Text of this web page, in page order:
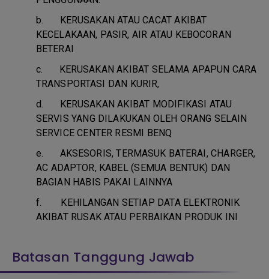
b. KERUSAKAN ATAU CACAT AKIBAT
KECELAKAAN, PASIR, AIR ATAU KEBOCORAN
BETERAI
c. KERUSAKAN AKIBAT SELAMA APAPUN CARA
TRANSPORTASI DAN KURIR,
d. KERUSAKAN AKIBAT MODIFIKASI ATAU
SERVIS YANG DILAKUKAN OLEH ORANG SELAIN
SERVICE CENTER RESMI BENQ
e. AKSESORIS, TERMASUK BATERAI, CHARGER,
AC ADAPTOR, KABEL (SEMUA BENTUK) DAN
BAGIAN HABIS PAKAI LAINNYA
f. KEHILANGAN SETIAP DATA ELEKTRONIK
AKIBAT RUSAK ATAU PERBAIKAN PRODUK INI
Batasan Tanggung Jawab